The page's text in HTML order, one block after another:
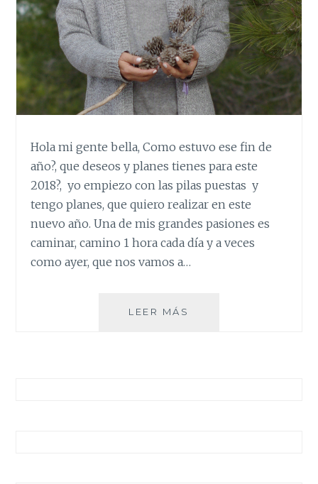
Hola mi gente bella, Como estuvo ese fin de
año?, que deseos y planes tienes para este
2018?, yo empiezo con las pilas puestas y
tengo planes, que quiero realizar en este
nuevo año. Una de mis grandes pasiones es
caminar, camino 1 hora cada día y a veces
como ayer, que nos vamos a…
LEER MÁS